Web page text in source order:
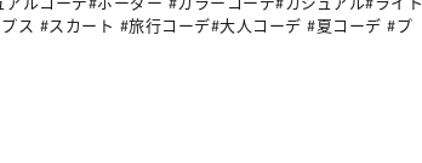
ス #スカート #旅行コーデ#大人コーデ #夏コーデ #プ